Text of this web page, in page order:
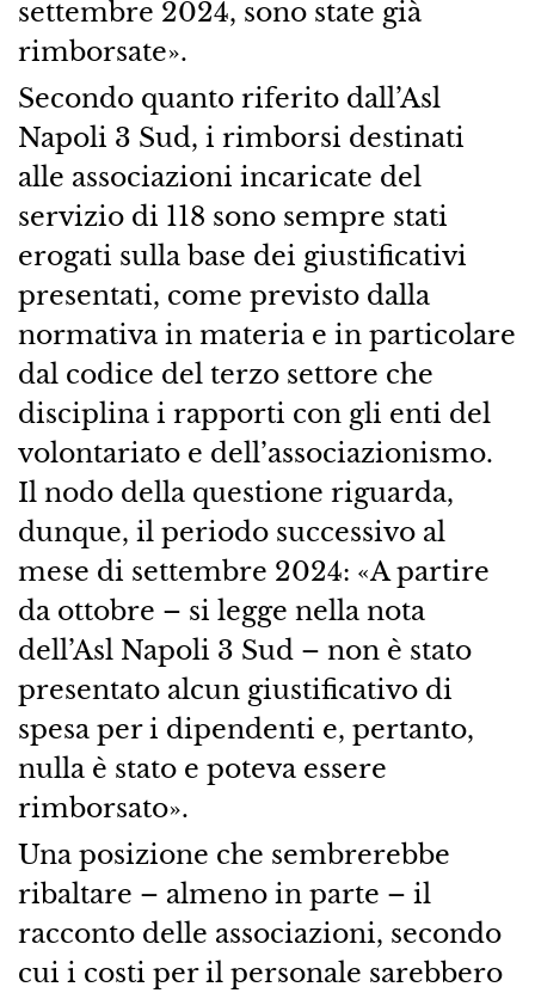
settembre 2024, sono state già
rimborsate».
Secondo quanto riferito dall’Asl
Napoli 3 Sud, i rimborsi destinati
alle associazioni incaricate del
servizio di 118 sono sempre stati
erogati sulla base dei giustificativi
presentati, come previsto dalla
normativa in materia e in particolare
dal codice del terzo settore che
disciplina i rapporti con gli enti del
volontariato e dell’associazionismo.
Il nodo della questione riguarda,
dunque, il periodo successivo al
mese di settembre 2024: «A partire
da ottobre – si legge nella nota
dell’Asl Napoli 3 Sud – non è stato
presentato alcun giustificativo di
spesa per i dipendenti e, pertanto,
nulla è stato e poteva essere
rimborsato».
Una posizione che sembrerebbe
ribaltare – almeno in parte – il
racconto delle associazioni, secondo
cui i costi per il personale sarebbero